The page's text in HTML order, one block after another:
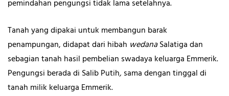
pemindahan pengungsi tidak lama setelahnya.
Tanah yang dipakai untuk membangun barak
penampungan, didapat dari hibah wedanaSalatiga dan
sebagian tanah hasil pembelian swadaya keluarga Emmerik.
Pengungsi berada di Salib Putih,sama dengan tinggal di
tanah milik keluarga Emmerik.